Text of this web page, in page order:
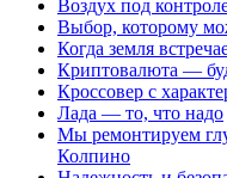
Воздух под
Выбор, которому
Когда земля
Криптовалюта —
Кроссовер с
Лада — то, что надо
Мы ремонтируем
Колпино